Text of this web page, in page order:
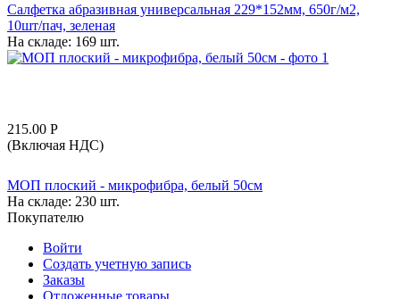
Салфетка абразивная универсальная 229*152мм, 650г/м2,
10шт/пач, зеленая
На складе: 169 шт.
215.00 Р
(Включая НДС)
МОП плоский - микрофибра, белый 50см
На складе: 230 шт.
Покупателю
Войти
Создать учетную запись
Заказы
Отложенные товары